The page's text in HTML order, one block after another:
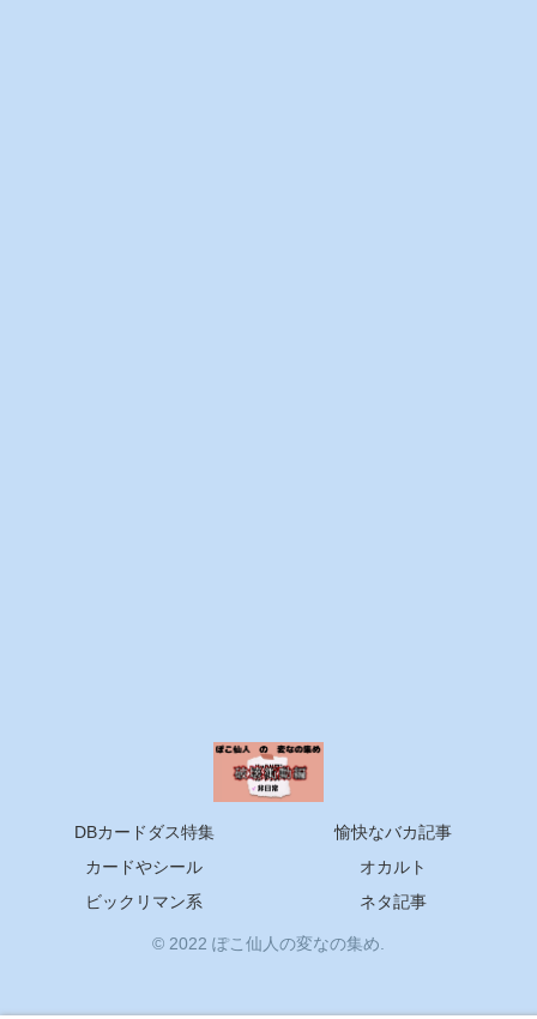
DBカードダス特集
愉快なバカ記事
カードやシール
オカルト
ビックリマン系
ネタ記事
© 2022 ぽこ仙人の変なの集め.